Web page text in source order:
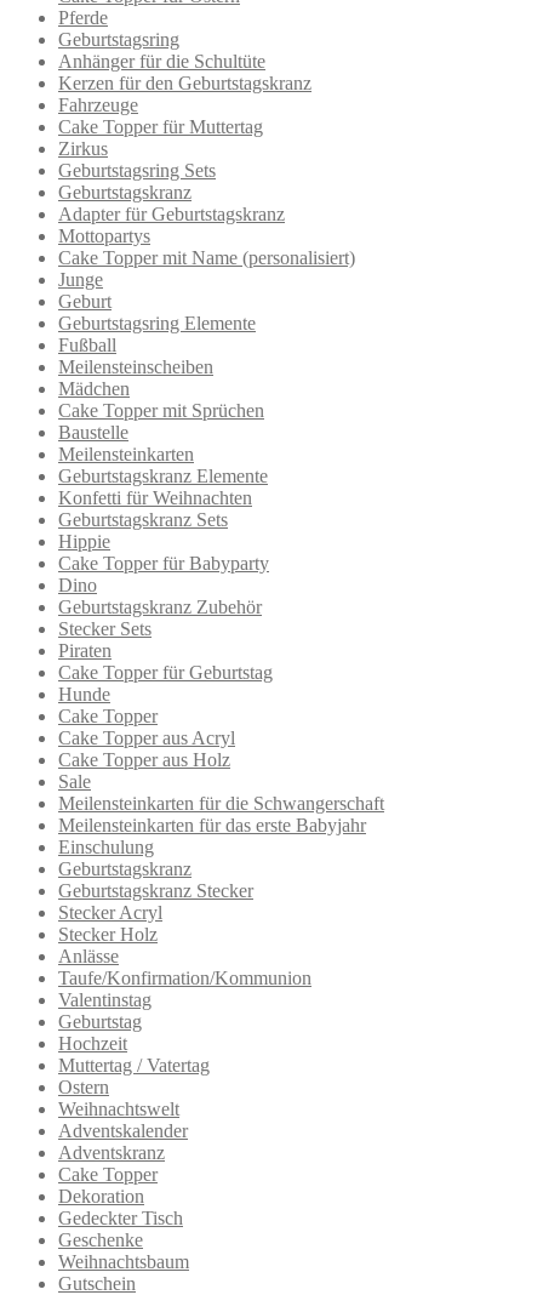
Pferde
Geburtstagsring
Anhänger für die Schultüte
Kerzen für den Geburtstagskranz
Fahrzeuge
Cake Topper für Muttertag
Zirkus
Geburtstagsring Sets
Geburtstagskranz
Adapter für Geburtstagskranz
Mottopartys
Cake Topper mit Name (personalisiert)
Junge
Geburt
Geburtstagsring Elemente
Fußball
Meilensteinscheiben
Mädchen
Cake Topper mit Sprüchen
Baustelle
Meilensteinkarten
Geburtstagskranz Elemente
Konfetti für Weihnachten
Geburtstagskranz Sets
Hippie
Cake Topper für Babyparty
Dino
Geburtstagskranz Zubehör
Stecker Sets
Piraten
Cake Topper für Geburtstag
Hunde
Cake Topper
Cake Topper aus Acryl
Cake Topper aus Holz
Sale
Meilensteinkarten für die Schwangerschaft
Meilensteinkarten für das erste Babyjahr
Einschulung
Geburtstagskranz
Geburtstagskranz Stecker
Stecker Acryl
Stecker Holz
Anlässe
Taufe/Konfirmation/Kommunion
Valentinstag
Geburtstag
Hochzeit
Muttertag / Vatertag
Ostern
Weihnachtswelt
Adventskalender
Adventskranz
Cake Topper
Dekoration
Gedeckter Tisch
Geschenke
Weihnachtsbaum
Gutschein